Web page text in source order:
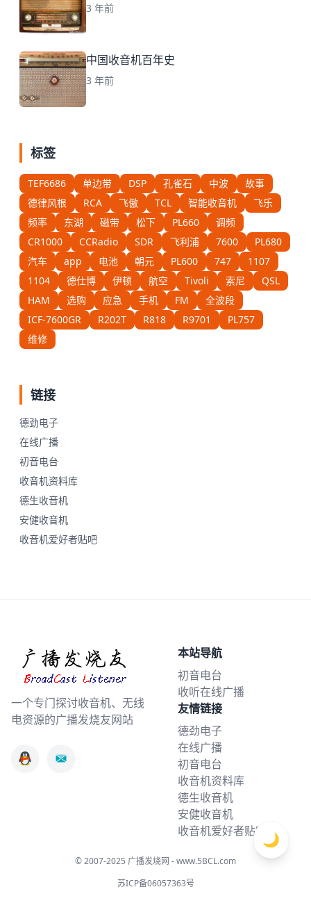
3 年前
中国收音机百年史
3 年前
标签
TEF6686 单边带 DSP 孔雀石 中波
故事
德律风根
RCA 飞傲 TCL 智能收音机
飞乐
频率
东湖 磁带 松下 PL660
调频
CR1000
CCRadio SDR 飞利浦 7600
PL680
汽车
app 电池 朝元 PL600 747
1107
1104
德仕博 伊顿 航空 Tivoli 索尼
QSL
HAM
选购 应急 手机 FM
全波段
ICF-7600GR
R202T R818 R9701
PL757
维修
链接
德劲电子
在线广播
初音电台
收音机资料库
德生收音机
安健收音机
收音机爱好者贴吧
一个专门探讨收音机、无线
电资源的广播发烧友网站
本站导航
初音电台
收听在线广播
友情链接
德劲电子
在线广播
初音电台
收音机资料库
德生收音机
安健收音机
收音机爱好者贴吧
© 2007-2025 广播发烧网 - www.5BCL.com
苏ICP备06057363号
🌙